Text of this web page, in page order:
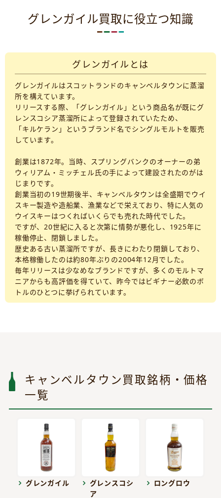
グレンガイル買取に役立つ知識
グレンガイルとは
グレンガイルはスコットランドのキャンベルタウンに蒸溜
所を構えています。
リリースする際、「グレンガイル」という商品名が既にグ
レンスコシア蒸溜所によって登録されていたため、
「キルケラン」というブランド名でシングルモルトを販売
しています。
創業は1872年。当時、スプリングバンクのオーナーの弟
ウィリアム・ミッチェル氏の手によって建設されたのがは
じまりです。
創業当初の19世期後半、キャンベルタウンは全盛期でウイ
スキー製造や造船業、漁業などで栄えており、特に人気の
ウイスキーはつくればいくらでも売れた時代でした。
ですが、20世紀に入ると次第に情勢が悪化し、1925年に
稼働停止、閉鎖しました。
歴史ある古い蒸溜所ですが、長きにわたり閉鎖しており、
本格稼働したのは約80年ぶりの2004年12月でした。
毎年リリースは少なめなブランドですが、多くのモルトマ
ニアからも高評価を得ていて、昨今ではビギナー必飲のボ
トルのひとつに挙げられています。
キャンベルタウン買取銘柄・価格
一覧
グレンガイル
グレンスコシ
ア
ロングロウ